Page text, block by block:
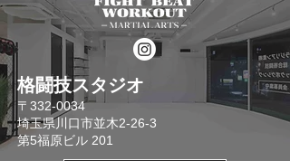
格闘技スタジオ
​〒332-0034
埼玉県川口市並木2-26-3
​第5福原ビル 201